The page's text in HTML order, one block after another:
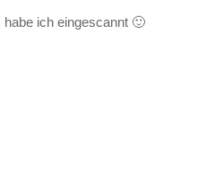
ich eingescannt 🙂